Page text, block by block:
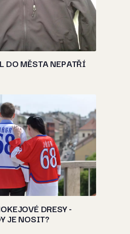
DO MĚSTA NEPATŘÍ
DRESY -
JE NOSIT?